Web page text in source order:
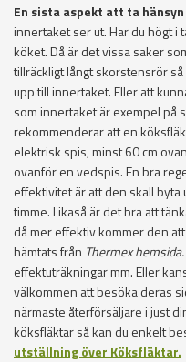
En sista aspekt att ta
innertaket ser ut. Har du högt i
köket. Då är det vissa saker
tillräckligt långt skorstensrör
upp till innertaket. Eller att
som innertaket är exempel på
rekommenderar att en
elektrisk spis, minst 60 cm
ovanför en vedspis. En bra
effektivitet är att den skall
timme. Likaså är det bra att
då mer effektiv kommer den
hämtats från Thermex hemsida.
effektuträkningar mm. Eller
välkommen att besöka deras
närmaste återförsäljare i just
köksfläktar så kan du enkelt
utställning över Köksfläktar.